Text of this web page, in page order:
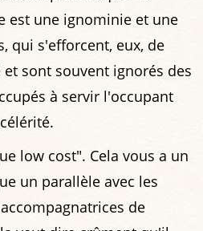
est une ignominie et une
qui s'efforcent, eux, de
sont souvent ignorés des
à servir l'occupant
low cost". Cela vous a un
un parallèle avec les
de